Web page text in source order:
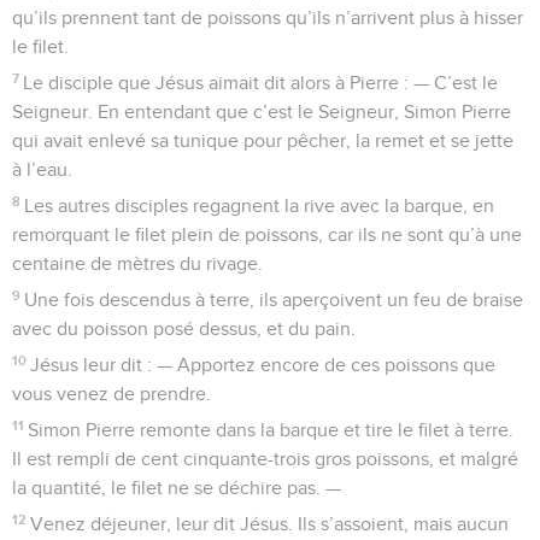
qu’ils prennent tant de poissons qu’ils n’arrivent plus à hisser
le filet.
7 Le disciple que Jésus aimait dit alors à Pierre : — C’est le
Seigneur. En entendant que c’est le Seigneur, Simon Pierre
qui avait enlevé sa tunique pour pêcher, la remet et se jette
à l’eau.
8 Les autres disciples regagnent la rive avec la barque, en
remorquant le filet plein de poissons, car ils ne sont qu’à une
centaine de mètres du rivage.
9 Une fois descendus à terre, ils aperçoivent un feu de braise
avec du poisson posé dessus, et du pain.
10 Jésus leur dit : — Apportez encore de ces poissons que
vous venez de prendre.
11 Simon Pierre remonte dans la barque et tire le filet à terre.
Il est rempli de cent cinquante-trois gros poissons, et malgré
la quantité, le filet ne se déchire pas. —
12 Venez déjeuner, leur dit Jésus. Ils s’assoient, mais aucun